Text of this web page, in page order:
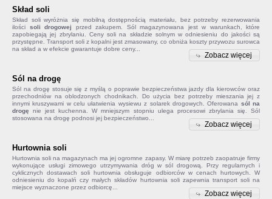
Skład soli
Skład soliwyróżnia się mobilną dostępnością materiału, bez potrzeby rezerwowania
ilości soli drogowej przed zakupem. Sól magazynowana jest w warunkach, które
zapobiegają jej zbrylaniu. Ceny soli na składzie solnym w odniesieniu do jakości są
przystępne. Transport soli z kopalni jest zmasowany, co obniża koszty przywozu surowca
na skład a w efekcie gwarantuje dobre ceny...
Zobacz więcej
Sól na drogę
Sól na drogę stosuje się z myślą o poprawie bezpieczeństwa jazdy dla kierowców oraz
przechodniów na oblodzonych chodnikach. Do użycia bez potrzeby mieszania jej z
innymi kruszywami w celu ułatwienia wysiewu z solarek drogowych. Oferowana sól na
drogę nie jest kuchenna. W mniejszym stopniu ulega procesowi zbrylania się. Sól
stosowana na drogę podnosi jej bezpieczeństwo...
Zobacz więcej
Hurtownia soli
Hurtownia soli na magazynach ma jej ogromne zapasy. W miarę potrzeb zaopatruje firmy
wykonujące usługi zimowego utrzymywania dróg w sól drogową. Przy regularnych i
cyklicznych dostawach soli hurtownia obsługuje odbiorców w cenach hurtowych. W
odniesieniu do kopalń czy małych składów hurtownia solizapewnia transport soli na
miejsce wyznaczone przez odbiorcę...
Zobacz więcej